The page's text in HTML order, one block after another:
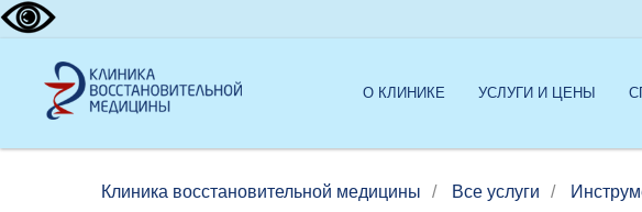
О КЛИНИКЕ УСЛУГИ И ЦЕНЫ
Клиника восстановительной медицины / Все услуги /